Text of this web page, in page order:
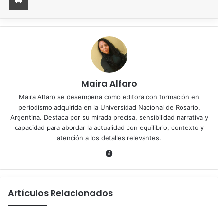
Maira Alfaro
Maira Alfaro se desempeña como editora con formación en
periodismo adquirida en la Universidad Nacional de Rosario,
Argentina. Destaca por su mirada precisa, sensibilidad narrativa y
capacidad para abordar la actualidad con equilibrio, contexto y
atención a los detalles relevantes.
Artículos Relacionados